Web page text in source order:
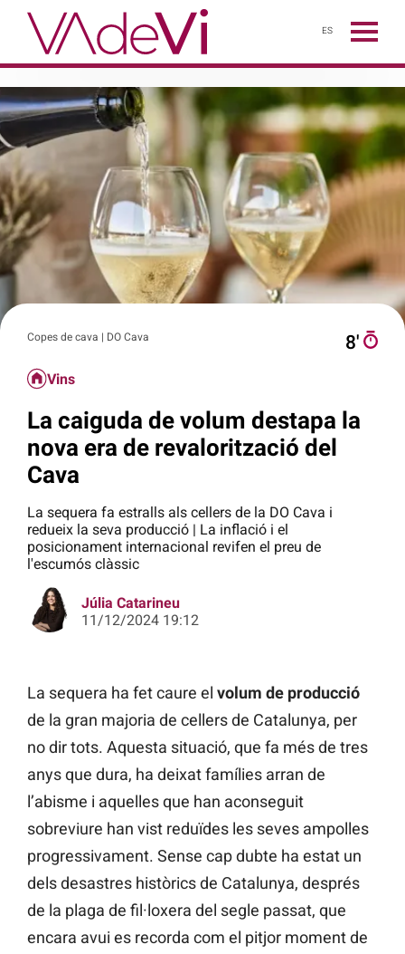
ES
Copes de cava | DO Cava 8′
Vins
La caiguda de volum destapa la
nova era de revalorització del
Cava
La sequera fa estralls als cellers de la DO Cava i
redueix la seva producció | La inflació i el
posicionament internacional revifen el preu de
l'escumós clàssic
Júlia Catarineu
11/12/2024 19:12
La sequera ha fet caure el volum de producció
de la gran majoria de cellers de Catalunya, per
no dir tots. Aquesta situació, que fa més de tres
anys que dura, ha deixat famílies arran de
l’abisme i aquelles que han aconseguit
sobreviure han vist reduïdes les seves ampolles
progressivament. Sense cap dubte ha estat un
dels desastres històrics de Catalunya, després
de la plaga de fil·loxera del segle passat, que
encara avui es recorda com el pitjor moment de